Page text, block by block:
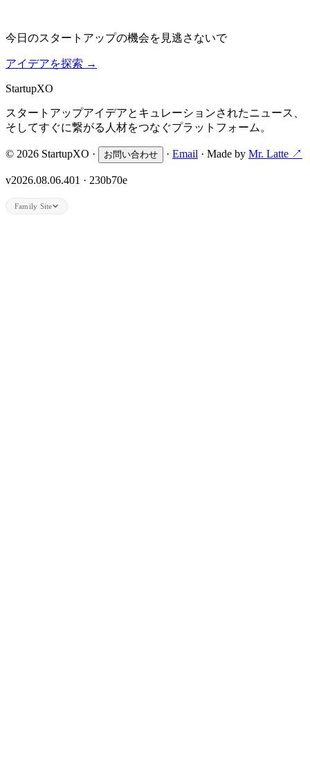
今日のスタートアップの機会を見逃さないで
アイデアを探索 →
StartupXO
スタートアップアイデアとキュレーションされたニュース、
そしてすぐに繋がる人材をつなぐプラットフォーム。
© 2026 StartupXO · お問い合わせ · Email · Made by Mr. Latte ↗
v2026.08.06.401 · 230b70e
Family Site